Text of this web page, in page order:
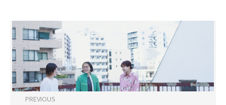
PREVIOUS